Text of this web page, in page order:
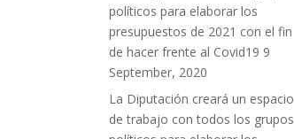
políticos para elaborar los
presupuestos de 2021 con el fin
de hacer frente al Covid19 9
September, 2020
La Diputación creará un espacio
de trabajo con todos los grupos